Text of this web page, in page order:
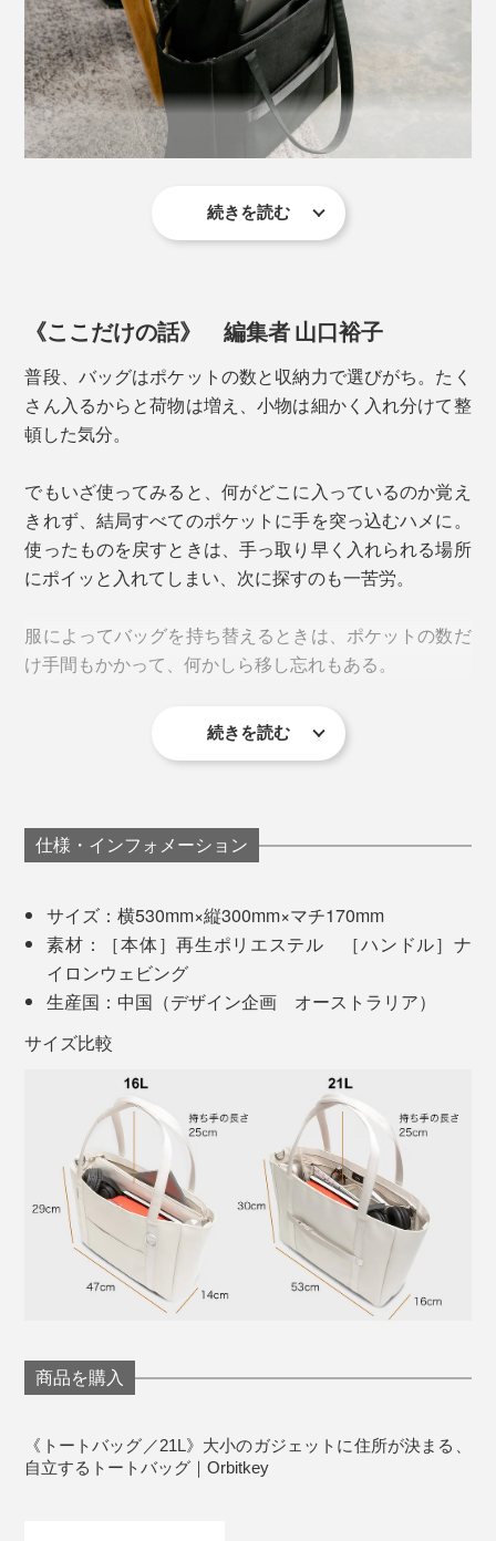
す。
金具パーツがある方を前として、外側前面にはマグネッ
ト式ポケット。背面にはファスナー式ポケット。よく出
し入れするスマホや貴重品をしまい分けできます。
自立する
れることなく、スクッと自立。商談中に資料を取り出し
たり、帰り際にあと片付けするのもスムーズです。
底は中央で折れる構造になっており、中身の量によって
カラー展開は、万能な「ブラック」、真っ白より柔らか
な印象の「ストーン」、上品な差し色の「ライラッ
ク」、カジュアルスタイルに合わせやすい「オリーブ」
「ライラック」のみゴールドの金具、そのほか3色はシ
ルバーの金具がついています。
を抑えた高密度生地で、気を遣うことなくガシガシ使え
ます。
トートバッグの中を整える、インサートバッグ。持ちや
詳しくはこちら＞
「ポーチトリオ」
透けない素材の大サイズ１点、メッシュ素材の中小２サ
イズのポーチ３点セット。目的に応じて、こまごまとし
た物を整理できます。
詳しくはこちら＞
「バッグストラップ」
続きを読む
《ここだけの話》 編集者 山口裕子
普段、バッグはポケットの数と収納力で選びがち。たく
さん入るからと荷物は増え、小物は細かく入れ分けて整
頓した気分。
でもいざ使ってみると、何がどこに入っているのか覚え
きれず、結局すべてのポケットに手を突っ込むハメに。
使ったものを戻すときは、手っ取り早く入れられる場所
にポイッと入れてしまい、次に探すのも一苦労。
服によってバッグを持ち替えるときは、ポケットの数だ
け手間もかかって、何かしら移し忘れもある。
『Orbitkey』のトートバッグを使ってみて、機能的であ
るはずのバッグに振り回されていたんだなと自覚するこ
とができました。
しやすさ」にこだわっていて、「インサートバッグ」や
「ポーチトリオ」で柔軟に変えられる収納システムも、
続きを読む
仕様・インフォメーション
サイズ：横530mm×縦300mm×マチ170mm
素材：［本体］再生ポリエステル ［ハンドル］ナ
イロンウェビング
生産国：中国（デザイン企画 オーストラリア）
サイズ比較
商品を購入
《トートバッグ／21L》大小のガジェットに住所が決まる、
自立するトートバッグ｜Orbitkey